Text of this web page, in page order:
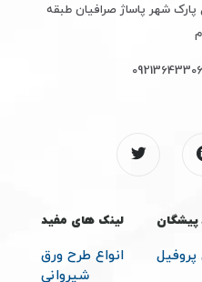
شهر پاساژ صرافیان طبقه
09213643306
پیشگان لینک های مفید
انواع طرح ورق
شیروانی